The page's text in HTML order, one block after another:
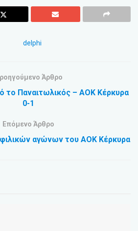
Άρθρο
το Παναιτωλικός – ΑΟΚ Κέρκυρα
0-1
Επόμενο Άρθρο
αγώνων του ΑΟΚ Κέρκυρα